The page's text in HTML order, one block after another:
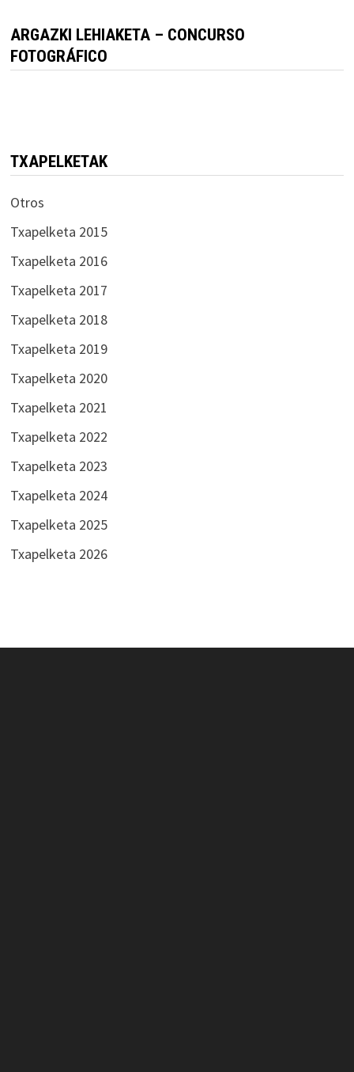
ARGAZKI LEHIAKETA – CONCURSO
FOTOGRÁFICO
TXAPELKETAK
Otros
Txapelketa 2015
Txapelketa 2016
Txapelketa 2017
Txapelketa 2018
Txapelketa 2019
Txapelketa 2020
Txapelketa 2021
Txapelketa 2022
Txapelketa 2023
Txapelketa 2024
Txapelketa 2025
Txapelketa 2026